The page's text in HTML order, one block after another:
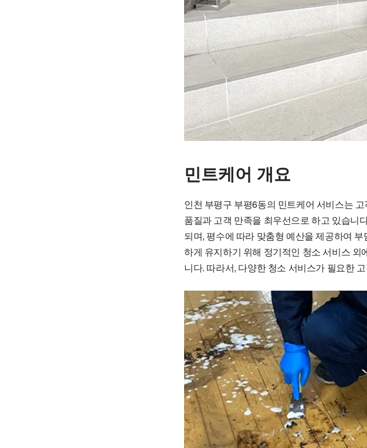
민트케어 개요
인천 부평구 부평6동의 민트케어 서비스는
품질과 고객 만족을 최우선으로 하고 있습니
되며, 평수에 따라 맞춤형 예산을 제공하여
하게 유지하기 위해 정기적인 청소 서비스
니다. 따라서, 다양한 청소 서비스가 필요한